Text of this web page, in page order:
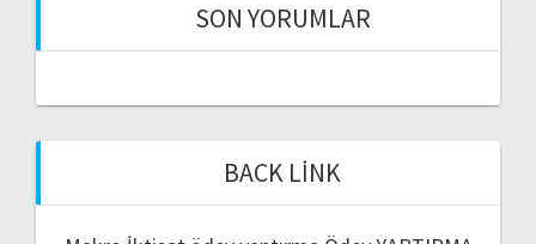
SON YORUMLAR
BACK LINK